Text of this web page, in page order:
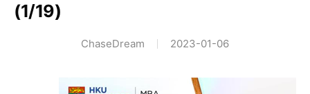
(1/19)
ChaseDream 2023-01-06